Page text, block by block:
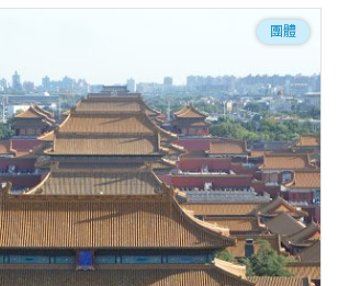
團體